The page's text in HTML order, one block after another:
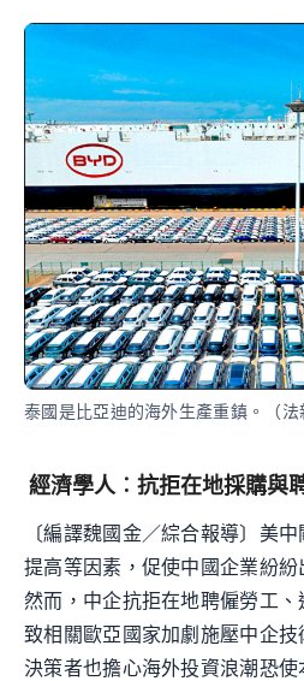
泰國是比亞迪的海外生產重鎮。（法
經濟學人︰抗拒在地採購與
〔編譯魏國金／綜合報導〕美
提高等因素，促使中國企業紛紛
然而，中企抗拒在地聘僱勞工
致相關歐亞國家加劇施壓中企
決策者也擔心海外投資浪潮恐使